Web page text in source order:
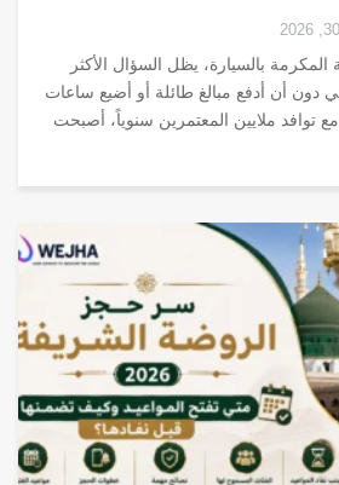
بالسيارة، يظل السؤال الأكثر
دون أن أدفع مبالغ طائلة أو أضيع ساعات
ملايين المعتمرين سنوياً، أصبحت